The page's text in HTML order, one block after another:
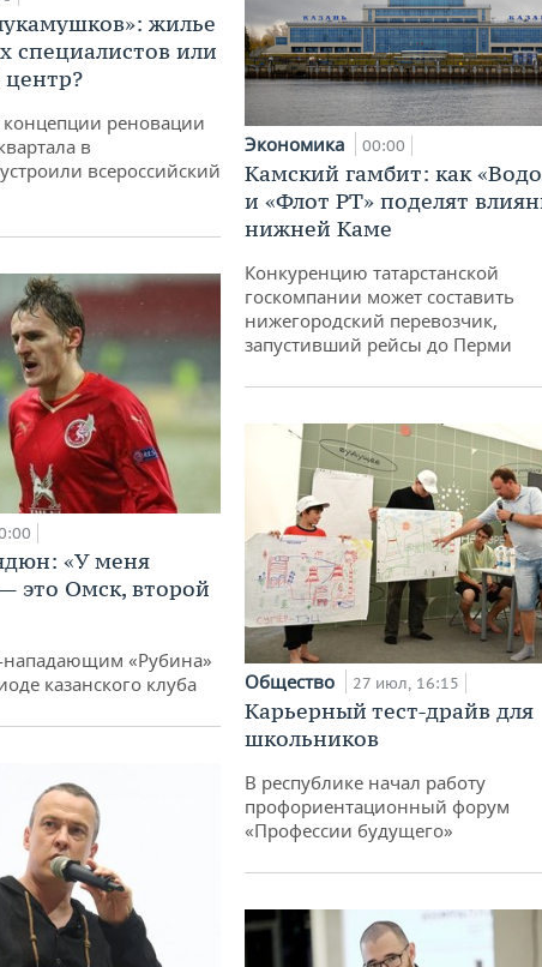
жилье
специалистов или
концепции реновации
в
всероссийский
«У меня
это Омск, второй
нападающим «Рубина»
казанского клуба
Экономика 00:00
Камский гамбит: как
и «Флот РТ» поделят
нижней Каме
Конкуренцию татарстанской
госкомпании может составить
нижегородский перевозчик,
запустивший рейсы до Перми
Общество 27 июл, 16:15
Карьерный тест-драйв для
школьников
В республике начал работу
профориентационный форум
«Профессии будущего»